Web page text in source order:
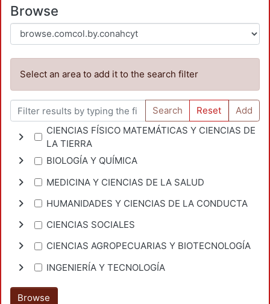
Browse
Select an area to add it to the search filter
Search Reset
Add
CIENCIAS FÍSICO MATEMÁTICAS Y CIENCIAS DE
LA TIERRA
BIOLOGÍA Y QUÍMICA
MEDICINA Y CIENCIAS DE LA SALUD
HUMANIDADES Y CIENCIAS DE LA CONDUCTA
CIENCIAS SOCIALES
CIENCIAS AGROPECUARIAS Y BIOTECNOLOGÍA
INGENIERÍA Y TECNOLOGÍA
Browse